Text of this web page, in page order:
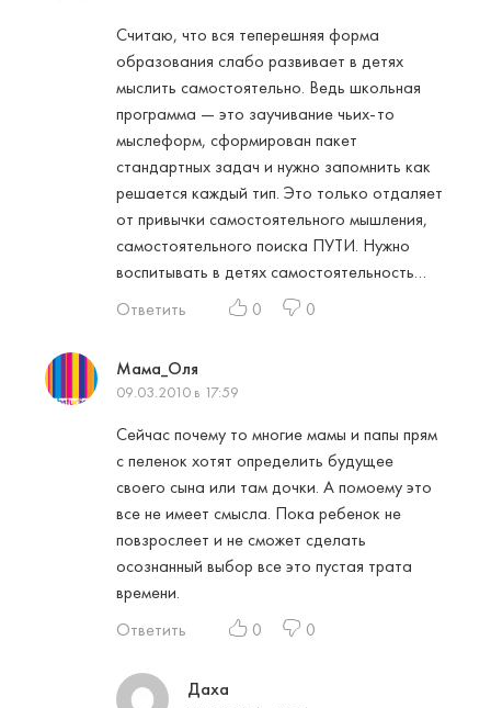
Считаю, что вся теперешняя форма
образования слабо развивает в детях
мыслить самостоятельно. Ведь школьная
программа — это заучивание чьих-то
мыслеформ, сформирован пакет
стандартных задач и нужно запомнить как
решается каждый тип. Это только отдаляет
от привычки самостоятельного мышления,
самостоятельного поиска ПУТИ. Нужно
воспитывать в детях самостоятельность…
Ответить
0 0
Мама_Оля
09.03.2010 в 17:59
Сейчас почему то многие мамы и папы прям
с пеленок хотят определить будущее
своего сына или там дочки. А помоему это
все не имеет смысла. Пока ребенок не
повзрослеет и не сможет сделать
осознанный выбор все это пустая трата
времени.
Ответить
0 0
Даха